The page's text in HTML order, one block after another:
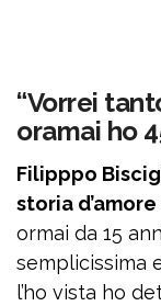
“Vorrei
oramai ho
Filipppo
storia
ormai da 15
semplicissima
l’ho vista ho